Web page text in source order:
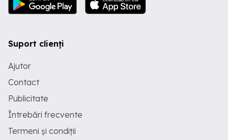
Suport clienți
Ajutor
Contact
Publicitate
Întrebări frecvente
Termeni și condiții